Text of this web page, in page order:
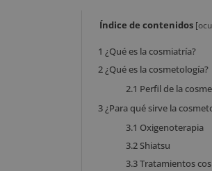
Índice de contenidos [
1 ¿Qué es la cosmiatría?
2¿Qué es la cosmetología?
2.1 Perfil de la
3¿Para qué sirve la
3.1 Oxigenoterapia
3.2 Shiatsu
3.3Tratamientos